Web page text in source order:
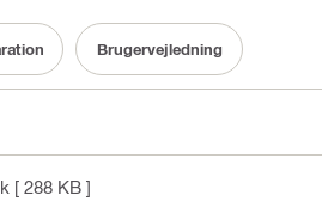
Brugervejledning
[ 288 KB ]